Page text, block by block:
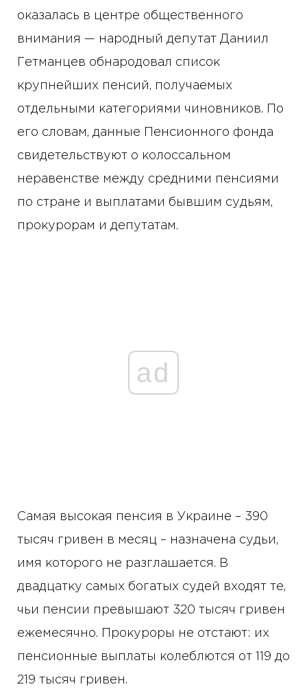
оказалась в центре общественного
внимания — народный депутат Даниил
Гетманцев обнародовал список
крупнейших пенсий, получаемых
отдельными категориями чиновников. По
его словам, данные Пенсионного фонда
свидетельствуют о колоссальном
неравенстве между средними пенсиями
по стране и выплатами бывшим судьям,
прокурорам и депутатам.
ad
Самая высокая пенсия в Украине – 390
тысяч гривен в месяц – назначена судьи,
имя которого не разглашается. В
двадцатку самых богатых судей входят те,
чьи пенсии превышают 320 тысяч гривен
ежемесячно. Прокуроры не отстают: их
пенсионные выплаты колеблются от 119 до
219 тысяч гривен.